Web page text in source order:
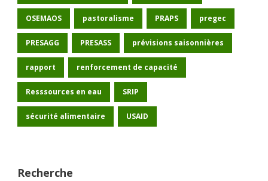
OSEMAOS pastoralisme PRAPS pregec
PRESAGG PRESASS prévisions saisonnières
rapport renforcement de capacité
Resssources en eau SRIP
sécurité alimentaire USAID
Recherche